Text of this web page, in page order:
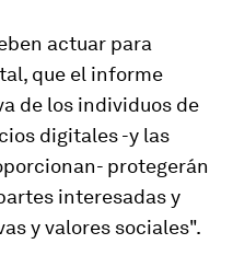
actuar para
que el informe
de los individuos de
digitales -y las
protegerán
interesadas y
y valores sociales".